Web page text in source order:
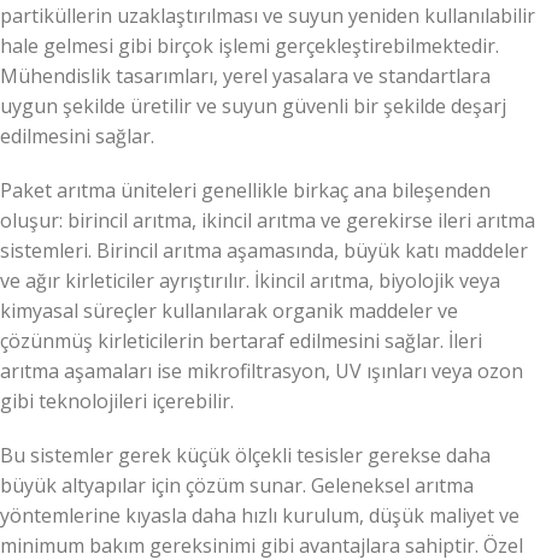
partiküllerin uzaklaştırılması ve suyun yeniden kullanılabilir
hale gelmesi gibi birçok işlemi gerçekleştirebilmektedir.
Mühendislik tasarımları, yerel yasalara ve standartlara
uygun şekilde üretilir ve suyun güvenli bir şekilde deşarj
edilmesini sağlar.
Paket arıtma üniteleri genellikle birkaç ana bileşenden
oluşur: birincil arıtma, ikincil arıtma ve gerekirse ileri arıtma
sistemleri. Birincil arıtma aşamasında, büyük katı maddeler
ve ağır kirleticiler ayrıştırılır. İkincil arıtma, biyolojik veya
kimyasal süreçler kullanılarak organik maddeler ve
çözünmüş kirleticilerin bertaraf edilmesini sağlar. İleri
arıtma aşamaları ise mikrofiltrasyon, UV ışınları veya ozon
gibi teknolojileri içerebilir.
Bu sistemler gerek küçük ölçekli tesisler gerekse daha
büyük altyapılar için çözüm sunar. Geleneksel arıtma
yöntemlerine kıyasla daha hızlı kurulum, düşük maliyet ve
minimum bakım gereksinimi gibi avantajlara sahiptir. Özel